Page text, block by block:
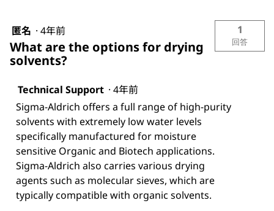
匿名 · 4年前
What are the options for drying
solvents?
1
回答
Technical Support · 4年前
Sigma-Aldrich offers a full range of high-purity
solvents with extremely low water levels
specifically manufactured for moisture
sensitive Organic and Biotech applications.
Sigma-Aldrich also carries various drying
agents such as molecular sieves, which are
typically compatible with organic solvents.